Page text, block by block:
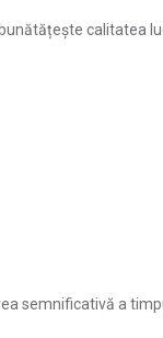
calitatea
semnificativă a